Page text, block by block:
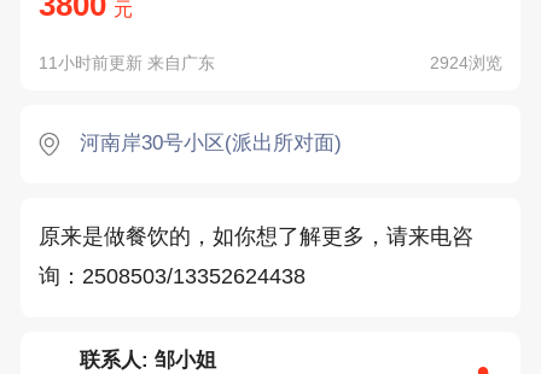
元
11小时前更新 来自广东 2924浏览
河南岸30号小区(派出所对面)
原来是做餐饮的，如你想了解更多，请来电咨
询：2508503/13352624438
联系人: 邹小姐